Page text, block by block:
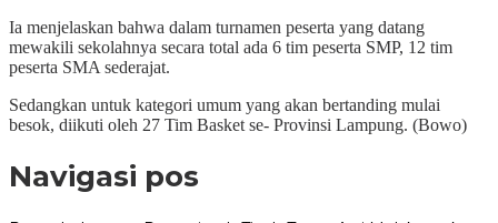
Ia menjelaskan bahwa dalam turnamen peserta yang datang
mewakili sekolahnya secara total ada 6 tim peserta SMP, 12 tim
peserta SMA sederajat.
Sedangkan untuk kategori umum yang akan bertanding mulai
besok, diikuti oleh 27 Tim Basket se- Provinsi Lampung. (Bowo)
Navigasi pos